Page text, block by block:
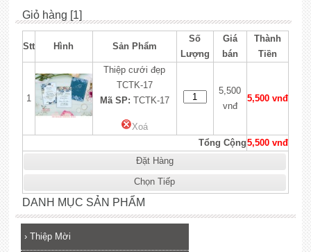
Giỏ hàng [1]
Stt Hình Sản Phẩm
Số
Lượng
Giá
bán
Thành
Tiền
1
Thiệp cưới đẹp
TCTK-17
Mã SP: TCTK-17
Xoá
5,500
vnđ
5,500 vnđ
Tổng Cộng5,500 vnđ
Đặt Hàng
Chọn Tiếp
DANH MỤC SẢN PHẨM
› Thiệp Mời